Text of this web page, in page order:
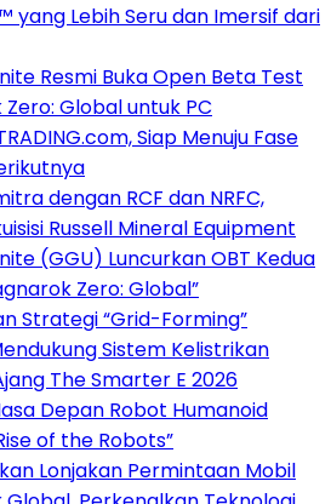
yang Lebih Seru dan Imersif dari
Resmi Buka Open Beta Test
Global untuk PC
Siap Menuju Fase
dengan RCF dan NRFC,
Russell Mineral Equipment
(GGU) Luncurkan OBT Kedua
Zero: Global”
Strategi “Grid-Forming”
Sistem Kelistrikan
The Smarter E 2026
Depan Robot Humanoid
of the Robots”
Lonjakan Permintaan Mobil